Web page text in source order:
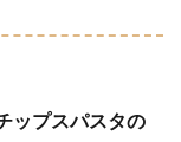
ップスパスタの